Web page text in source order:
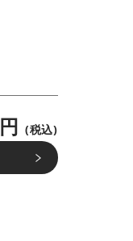
(税込)